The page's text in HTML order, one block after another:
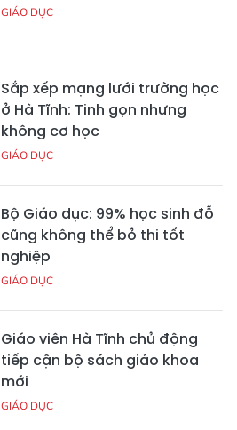
GIÁO DỤC
Sắp xếp mạng lưới trường học
ở Hà Tĩnh: Tinh gọn nhưng
không cơ học
GIÁO DỤC
Bộ Giáo dục: 99% học sinh đỗ
cũng không thể bỏ thi tốt
nghiệp
GIÁO DỤC
Giáo viên Hà Tĩnh chủ động
tiếp cận bộ sách giáo khoa
mới
GIÁO DỤC